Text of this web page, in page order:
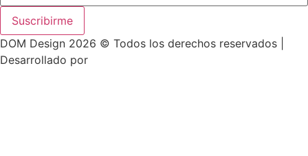
Suscribirme
DOM Design 2026 © Todos los derechos reservados |
Desarrollado por